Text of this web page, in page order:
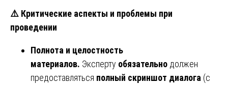
⚠️ Критические аспекты и проблемы при
проведении
Полнота и целостность
материалов. Эксперту обязательно должен
предоставляться полный скриншот диалога (с